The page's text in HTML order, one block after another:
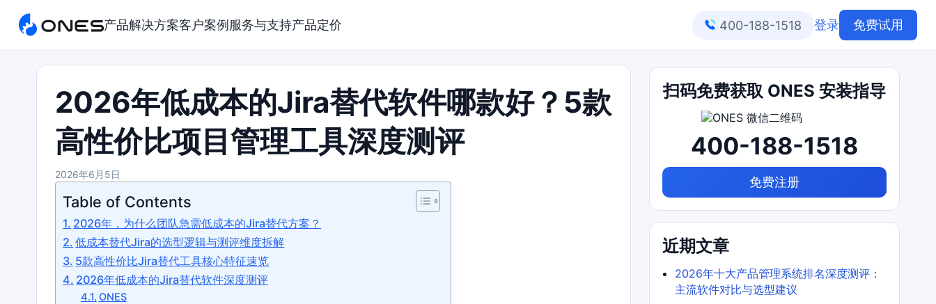
产品解决方案客户案例 服务与支持产品定价 400-188-1518 登录 免费试用
2026年低成本的Jira替代软件哪款好？5款
高性价比项目管理工具深度测评
2026年6月5日
Table of Contents
2026年，为什么团队急需低成本的Jira替代方案？
低成本替代Jira的选型逻辑与测评维度拆解
5款高性价比Jira替代工具核心特征速览
2026年低成本的Jira替代软件深度测评
ONES
扫码免费获取 ONES 安装指导
400-188-1518
免费注册
近期文章
2026年十大产品管理系统排名深度测评：
主流软件对比与选型建议